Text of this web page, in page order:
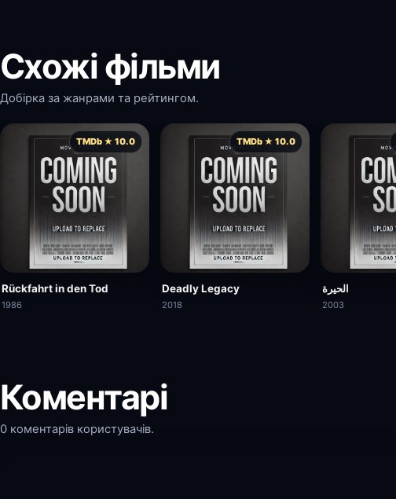
Схожі фільми
Добірка за жанрами та рейтингом.
TMDb ★ 10.0
Rückfahrt in den Tod
1986
TMDb ★ 10.0
Deadly Legacy
2018
الحيرة
2003
Коментарі
0 коментарів користувачів.